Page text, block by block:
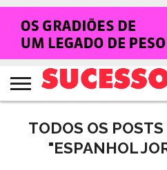
HOME
NOTÍCIAS
SHOWS
ENTREVISTAS
CLIQUES
RANKING
CROWLEY
TV
SUCESSO!
REVISTA
SUCESSO!
TODOS OS
"ESPANHOL